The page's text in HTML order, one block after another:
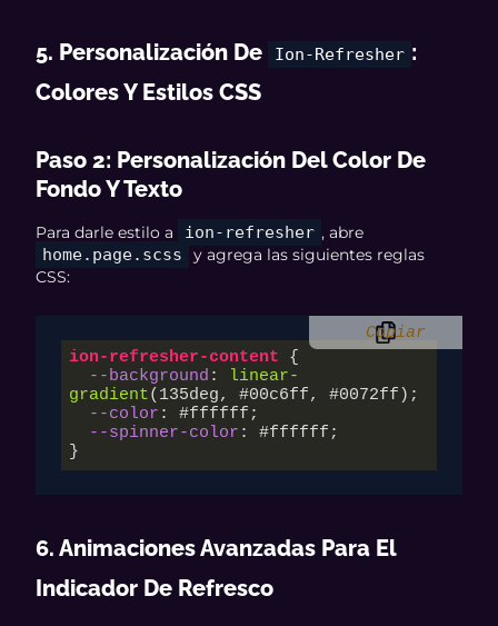
5. Personalización De Ion-Refresher :
Colores Y Estilos CSS
Paso 2: Personalización Del Color De
Fondo Y Texto
Para darle estilo a ion-refresher , abre
home.page.scss
y agrega las siguientes reglas
CSS:
Copiar
ion-refresher-content {
--background :
linear-
gradient( 135deg, #00c6ff, #0072ff);
--color : #ffffff;
--spinner-color : #ffffff;
}
6. Animaciones Avanzadas Para El
Indicador De Refresco